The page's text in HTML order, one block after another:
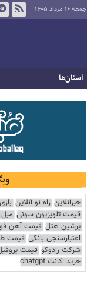
جمعه ۱۶ مرداد ۱۴۰۵
استان‌ها
خبرآنلاین راه نو آنلاین
قیمت تلویزیون سونی مبل
پرشین هتل قیمت آهن
اعتبارسنجی بانکی قیمت
شرکت رادوکو قیمت
خرید اکانت chatgpt